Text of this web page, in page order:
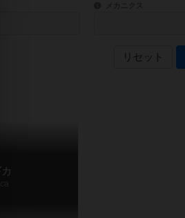
ストーリーを指定することができます。直感的に
ゲーム性を構成する
リセット